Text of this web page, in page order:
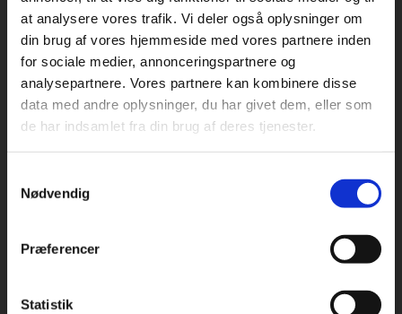
at analysere vores trafik. Vi deler også oplysninger om
din brug af vores hjemmeside med vores partnere inden
for sociale medier, annonceringspartnere og
analysepartnere. Vores partnere kan kombinere disse
data med andre oplysninger, du har givet dem, eller som
de har indsamlet fra din brug af deres tjenester.
Nødvendig
Præferencer
Statistik
Praxis Forlag A/S
CVR 41280921
København
1120 København K
Kochsgade 31D
Rødekro
For privatkunder og
studerende. Du får
vist priser inkl.
For institutioner og
virksomheder. Du
får vist priser ekskl.